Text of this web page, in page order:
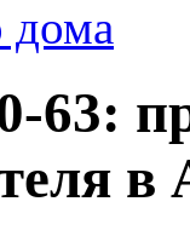
дома
63: